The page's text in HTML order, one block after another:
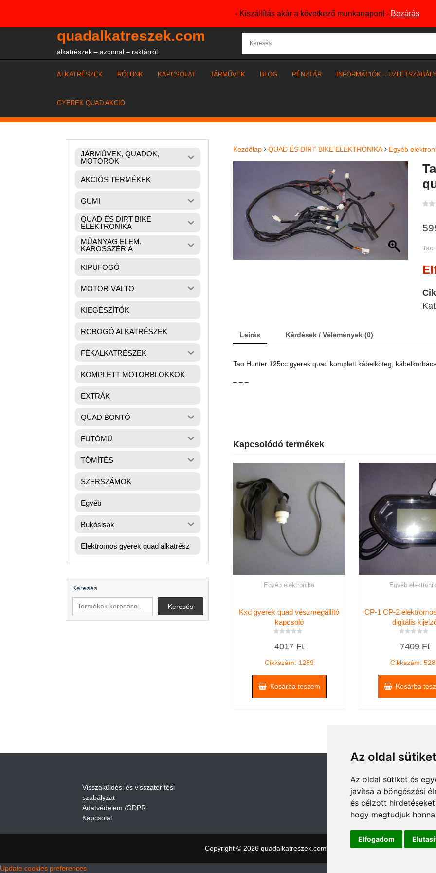
Az oldal
Az oldal sütiket és
javítsa a böngészési
és célzott
hogy megtudjuk
Elfogadom
- Kiszállítás akár a következő munkanapon! - Bezárás
quadalkatreszek.com
alkatrészek – azonnal – raktárról
ALKATRÉSZEK RÓLUNK KAPCSOLAT JÁRMŰVEK BLOG PÉNZTÁR INFORMÁCIÓK –
GYEREK QUAD AKCIÓ
Kezdőlap QUAD ÉS DIRT BIKE ELEKTRONIKA Egyéb
Tao
Leírás Kérdések / Vélemények (0)
Tao Hunter 125cc gyerek quad komplett kábelköteg, kábelkorbács
– – –
Kapcsolódó termékek
Egyéb elektronika
Kxd gyerek quad vészmegállító
kapcsoló
0
4017 Ft
Cikkszám: 1289
Kosárba teszem
Egyéb
CP-1 CP-2
digitális
0
7409 Ft
Cikkszám:
Kosárba
JÁRMŰVEK, QUADOK,
MOTOROK
AKCIÓS TERMÉKEK
GUMI
QUAD ÉS DIRT BIKE
ELEKTRONIKA
MŰANYAG ELEM,
KAROSSZÉRIA
KIPUFOGÓ
MOTOR-VÁLTÓ
KIEGÉSZÍTŐK
ROBOGÓ ALKATRÉSZEK
FÉKALKATRÉSZEK
KOMPLETT MOTORBLOKKOK
EXTRÁK
QUAD BONTÓ
FUTÓMŰ
TÖMÍTÉS
SZERSZÁMOK
Egyéb
Bukósisak
Elektromos gyerek quad alkatrész
Keresés
Keresés
Visszaküldési és visszatérítési
szabályzat
Adatvédelem /GDPR
Kapcsolat
Copyright © 2026 quadalkatreszek.com Theme:NewStoreby
Update cookies preferences